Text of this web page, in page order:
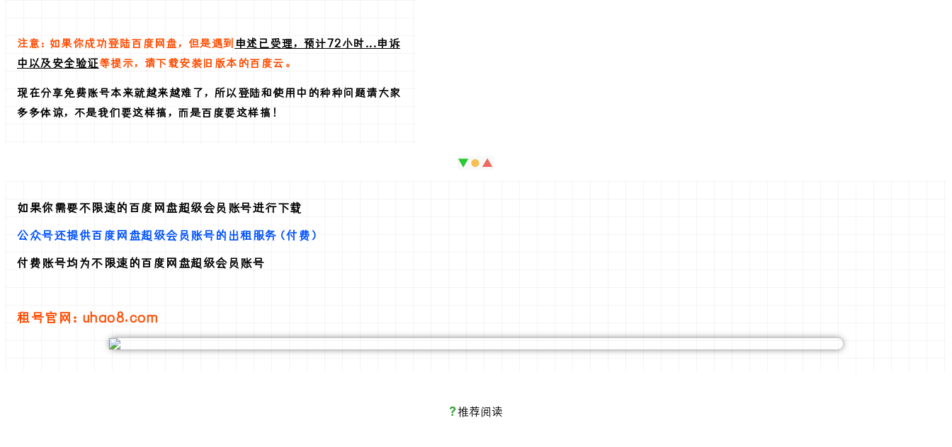
注意：如果你成功登陆百度网盘，但是遇到 申述已受理，预计72小时...申诉
中以及安全验证等提示，请下载安装旧版本的百度云。
现在分享免费账号本来就越来越难了，所以登陆和使用中的种种问题请大家
多多体谅，不是我们要这样搞，而是百度要这样搞！
▼ ● ▲
如果你需要不限速的百度网盘超级会员账号进行下载
公众号还提供百度网盘超级会员账号的出租服务（付费）
付费账号均为不限速的百度网盘超级会员账号
租号官网：uhao8.com
?推荐阅读